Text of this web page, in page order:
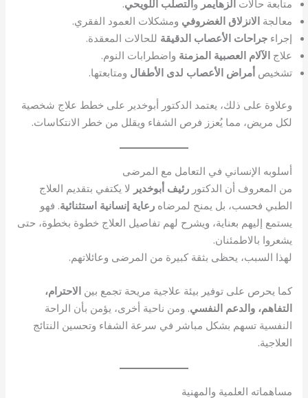
متابعة حالاتالزهايمر والتصلب اللويحي.
معالجةالانزلاق الغضروفي ومشكلات العمود الفقري.
إجراءجراحات الأعصاب الدقيقة للحالات المعقدة.
علاجالآلام العصبية المزمنة واضطرابات النوم.
تشخيصأمراض الأعصاب لدى الأطفال ومتابعتها.
وعلاوة على ذلك، يعتمد الدكتور أبوخدير على خطط علاج شخصية
لكل مريض، مما يُعزز فرص الشفاء ويقلل من خطر الانتكاسات.
أسلوبه الإنساني في التعامل مع المرضى
من المعروف أن الدكتوررئيف أبوخدير لا يكتفي بتقديم العلاج
الطبي فحسب، بل يمنح لمرضاهرعاية إنسانية استثنائية. فهو
يستمع إليهم بعناية، ويشرح لهم تفاصيل العلاج خطوة بخطوة، حتى
يشعروا بالاطمئنان.
لهذا السبب، يحظى بثقة كبيرة من المرضى وعائلاتهم.
كما يحرص على توفير بيئة علاجية مريحة تجمع بينالاحترام،
التفاهم، والدعم النفسي. ومن ناحية أخرى، يؤمن بأن الراحة
النفسية تسهم بشكل مباشر في سرعة الشفاء وتحسين النتائج
العلاجية.
مساهماته العلمية والمهنية